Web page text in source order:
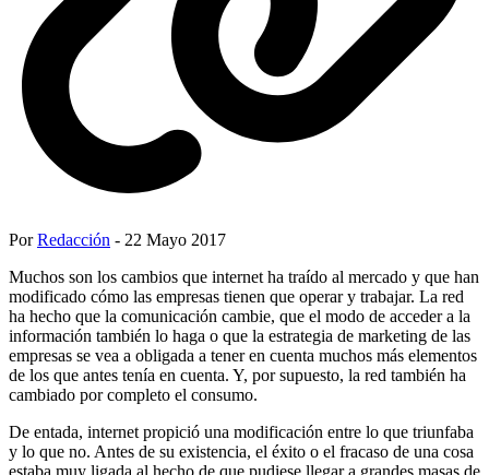
PorRedacción - 22 Mayo 2017
Muchos son los cambios que internet ha traído al mercado y que han
modificado cómo las empresas tienen que operar y trabajar. La red
ha hecho que la comunicación cambie, que el modo de acceder a la
información también lo haga o que la estrategia de marketing de las
empresas se vea a obligada a tener en cuenta muchos más elementos
de los que antes tenía en cuenta. Y, por supuesto, la red también ha
cambiado por completo el consumo.
De entada, internet propició una modificación entre lo que triunfaba
y lo que no. Antes de su existencia, el éxito o el fracaso de una cosa
estaba muy ligada al hecho de que pudiese llegar a grandes masas de